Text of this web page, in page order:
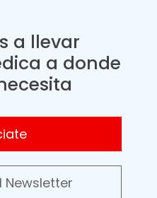
a llevar
a donde
Newsletter